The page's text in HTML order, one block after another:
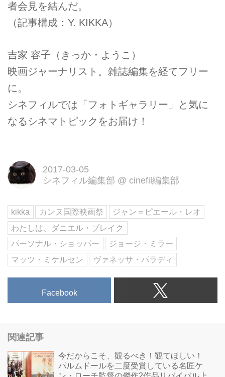
者会見を結んだ。
（記事構成：Y. KIKKA）
吉家 容子（きっか・ようこ）
映画ジャーナリスト。雑誌編集を経てフリー
に。
シネフィルでは「フォトギャラリー」と気に
なるシネマトピックをお届け！
2017-03-05
シネフィル編集部 @ cinefil編集部
kikka カンヌ国際映画祭
ジャン＝ピエール・レオ
わたしは、ダニエル・ブレイク
パーソナル・ショッパー
ジョージ・ミラー
マッツ・ミケルセン
ヴァネッサ・パラディ
Facebook
関連記事
今だからこそ、観るべき！観てほしい！
パルムドールを二度受賞している名匠ケ